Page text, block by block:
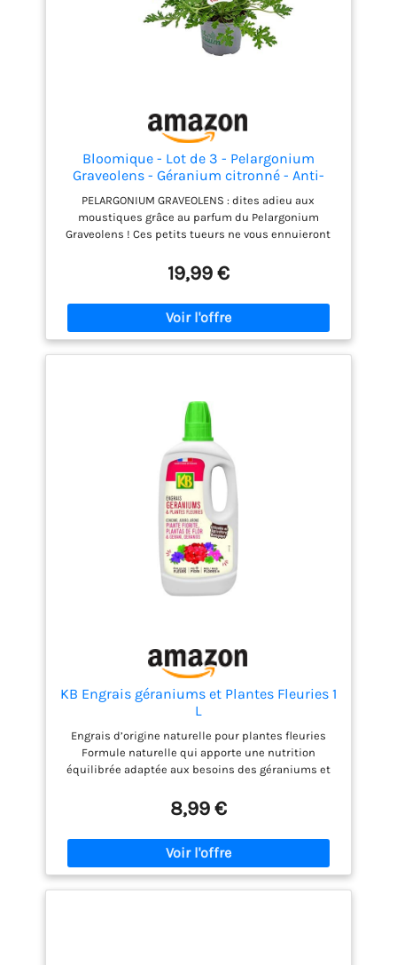
Bloomique - Lot de 3 - Pelargonium
Graveolens - Géranium citronné - Anti-
moustique - Parfumé - Plantes de jardin -
Hauteur 15-30 cm - Pot 10,5 cm
PELARGONIUM GRAVEOLENS : dites adieu aux
moustiques grâce au parfum du Pelargonium
Graveolens ! Ces petits tueurs ne vous ennuieront
ANTI-MOUSTIQUE : le parfum de cette plante a pour
propriété d’éloigner les moustiques GÉRANIUM :
cette plante d’Afrique du Sud facile à cultiver offre
une floraison aux belles couleurs en été !
ENTRETIEN : je nécessite peu d’entretien, donnez-
moi de l’eau de temps en temps et du soleil tous
emballage spécial protège le palmier lorsqu'il est
en livraison chez vous !
19,99 €
KB Engrais géraniums et Plantes Fleuries 1
L
Engrais d’origine naturelle pour plantes fleuries
Formule naturelle qui apporte une nutrition
équilibrée adaptée aux besoins des géraniums et
floraison abondante et durable Stimule la
production de nombreuses fleurs éclatantes, pour
des massifs et balconnières colorés tout au long de
la saison. Idéal pour utilisation en pot ou en pleine
terre Convient parfaitement aux géraniums,
pétunias, surfinias, bégonias, dipladénias et autres
8,99 €